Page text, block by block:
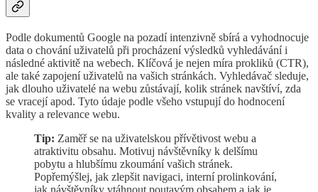
Podle dokumentů Google na pozadí intenzivně sbírá a vyhodnocuje
data o chování uživatelů při procházení výsledků vyhledávání i
následné aktivitě na webech. Klíčová je nejen míra prokliků (CTR),
ale také zapojení uživatelů na vašich stránkách. Vyhledávač sleduje,
jak dlouho uživatelé na webu zůstávají, kolik stránek navštíví, zda
se vracejí apod. Tyto údaje podle všeho vstupují do hodnocení
kvality a relevance webu.
Tip: Zaměř se na uživatelskou přívětivost webu a
atraktivitu obsahu. Motivuj návštěvníky k delšímu
pobytu a hlubšímu zkoumání vašich stránek.
Popřemýšlej, jak zlepšit navigaci, interní prolinkování,